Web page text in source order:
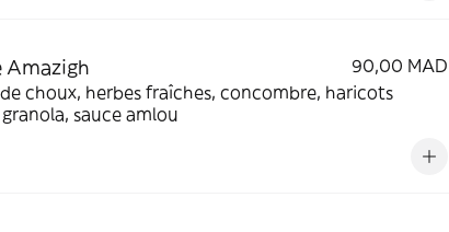
Amazigh
90,00 MAD
choux, herbes fraîches, concombre, haricots
sauce amlou